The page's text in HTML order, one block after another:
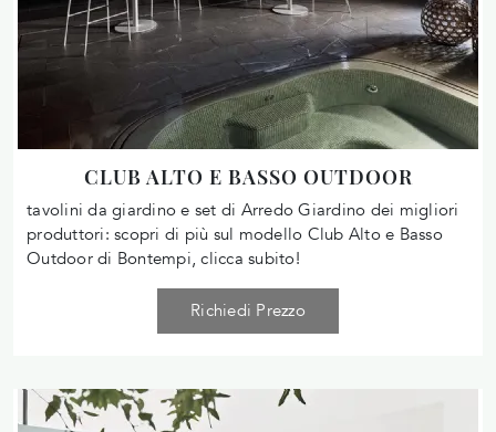
CLUB ALTO E BASSO OUTDOOR
tavolini da giardino e set di Arredo Giardino dei migliori
produttori: scopri di più sul modello Club Alto e Basso
Outdoor di Bontempi, clicca subito!
Richiedi Prezzo